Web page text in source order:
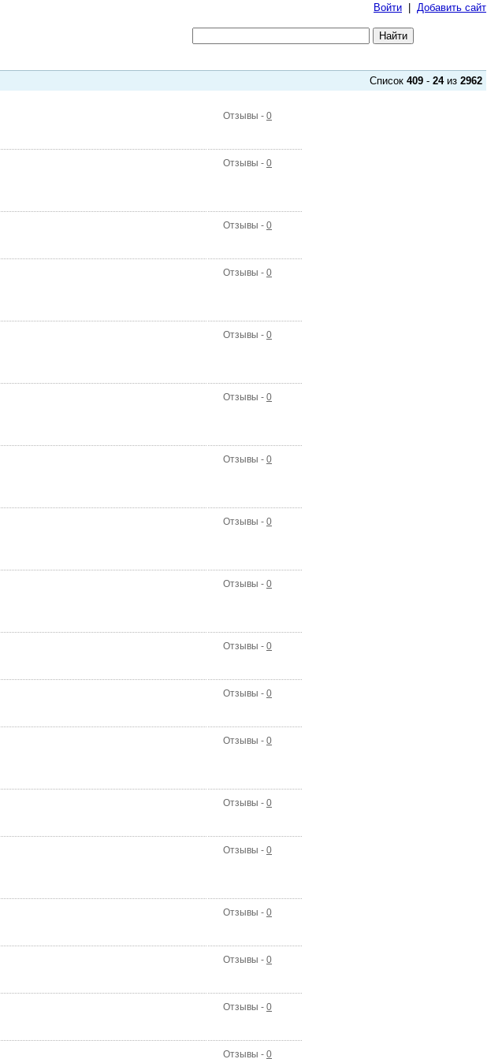
Войти Добавить сайт
Список 409 - 24из 2962
Отзывы - 0
Отзывы - 0
Отзывы - 0
Отзывы - 0
Отзывы - 0
Отзывы - 0
Отзывы - 0
Отзывы - 0
Отзывы - 0
Отзывы - 0
Отзывы - 0
Отзывы - 0
Отзывы - 0
Отзывы - 0
Отзывы - 0
Отзывы - 0
Отзывы - 0
Отзывы - 0